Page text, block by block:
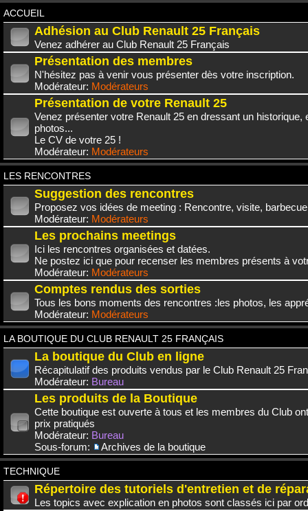
ACCUEIL
Adhésion au Club Renault 25 Français
Venez adhérer au Club Renault 25 Français
Présentation des membres
N'hésitez pas à venir vous présenter dès votre inscription.
Modérateur: Modérateurs
Présentation de votre Renault 25
Venez présenter votre Renault 25 en dressant un historique,
photos...
Le CV de votre 25 !
Modérateur: Modérateurs
LES RENCONTRES
Suggestion des rencontres
Proposez vos idées de meeting : Rencontre, visite,
Modérateur: Modérateurs
Les prochains meetings
Ici les rencontres organisées et datées.
Ne postez ici que pour recenser les membres présents à
Modérateur: Modérateurs
Comptes rendus des sorties
Tous les bons moments des rencontres :les photos, les
Modérateur: Modérateurs
LA BOUTIQUE DU CLUB RENAULT 25 FRANÇAIS
La boutique du Club en ligne
Récapitulatif des produits vendus par le Club Renault 25
Modérateur: Bureau
Les produits de la Boutique
Cette boutique est ouverte à tous et les membres du Club
prix pratiqués
Modérateur: Bureau
Sous-forum:
Archives de la boutique
TECHNIQUE
Répertoire des tutoriels d'entretien et de
Les topics avec explication en photos sont classés ici par